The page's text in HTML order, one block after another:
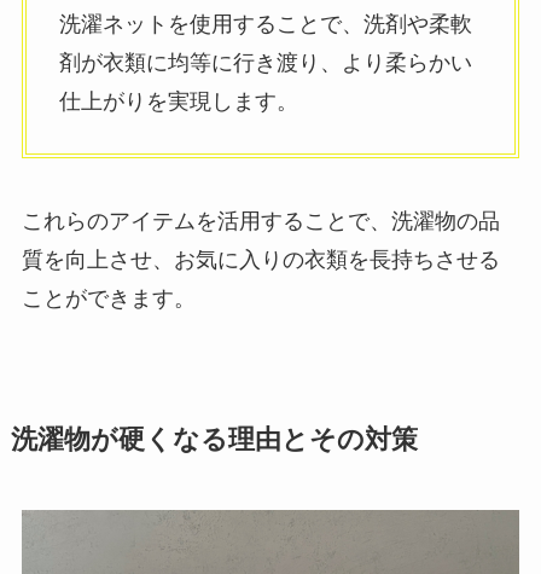
洗濯ネットを使用することで、洗剤や柔軟
剤が衣類に均等に行き渡り、より柔らかい
仕上がりを実現します。
これらのアイテムを活用することで、洗濯物の品
質を向上させ、お気に入りの衣類を長持ちさせる
ことができます。
洗濯物が硬くなる理由とその対策